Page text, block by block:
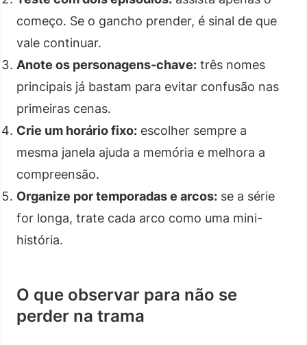
começo. Se o gancho prender, é sinal de que
vale continuar.
Anote os personagens-chave: três nomes
principais já bastam para evitar confusão nas
primeiras cenas.
Crie um horário fixo: escolher sempre a
mesma janela ajuda a memória e melhora a
compreensão.
Organize por temporadas e arcos: se a série
for longa, trate cada arco como uma mini-
história.
O que observar para não se
perder na trama